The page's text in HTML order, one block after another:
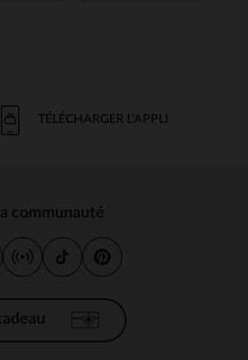
TÉLÉCHARGER L'APPLI
communauté